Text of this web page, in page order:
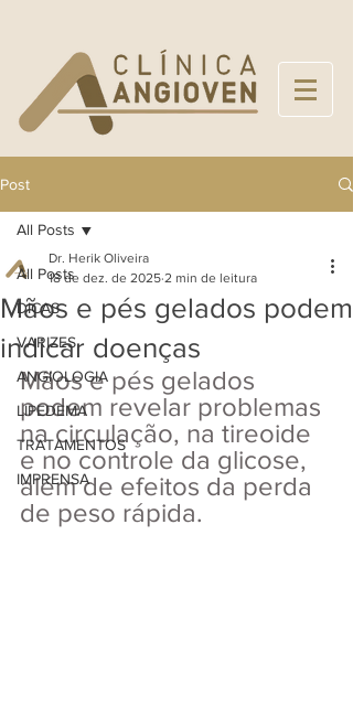
Post
All Posts
DICAS
VARIZES
ANGIOLOGIA
LIPEDEMA
TRATAMENTOS
IMPRENSA
All Posts
Mãos e pés gelados podem
indicar doenças
Dr. Herik Oliveira
18 de dez. de 2025 2 min de leitura
Mãos e pés gelados
podem revelar problemas
na circulação, na tireoide
e no controle da glicose,
além de efeitos da perda
de peso rápida.